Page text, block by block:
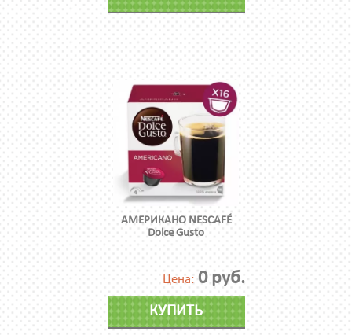
АМЕРИКАНО NESCAFÉ
Dolce Gusto
Цена: 0 руб.
КУПИТЬ